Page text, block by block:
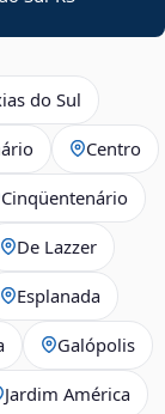
do Sul
Centro
Cinqüentenário
De Lazzer
Esplanada
Galópolis
Jardim América